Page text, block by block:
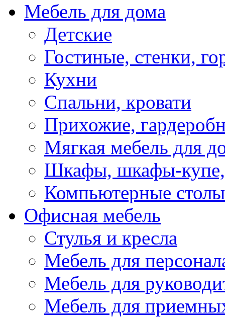
Мебель для дома
Детские
Гостиные, стенки,
Кухни
Спальни, кровати
Прихожие,
Мягкая мебель для
Шкафы, шкафы-купе,
Компьютерные столы
Офисная мебель
Стулья и кресла
Мебель для
Мебель для
Мебель для